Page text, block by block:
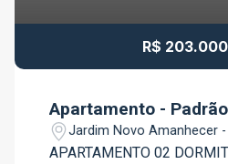
R$
Apartamento - Padrão
Jardim Novo Amanhecer
APARTAMENTO 02